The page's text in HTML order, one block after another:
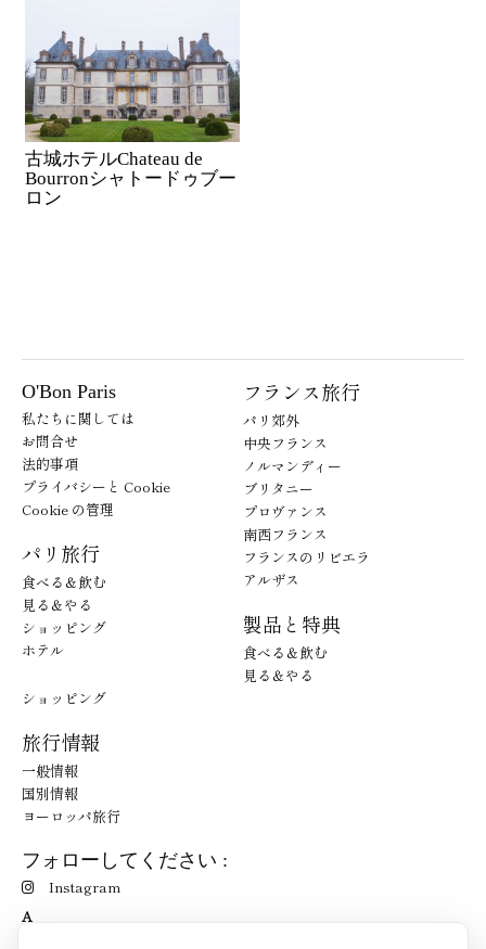
古城ホテルChateau de
Bourronシャトードゥブー
ロン
O'Bon Paris
私たちに関しては
お問合せ
法的事項
プライバシーと Cookie
Cookie の管理
パリ旅行
食べる＆飲む
見る＆やる
ショッピング
ホテル
フランス旅行
パリ郊外
中央フランス
ノルマンディー
ブリタニー
プロヴァンス
南西フランス
フランスのリビエラ
アルザス
製品と特典
食べる＆飲む
見る＆やる
ショッピング
旅行情報
一般情報
国別情報
ヨーロッパ旅行
フォローしてください :
Instagram
A